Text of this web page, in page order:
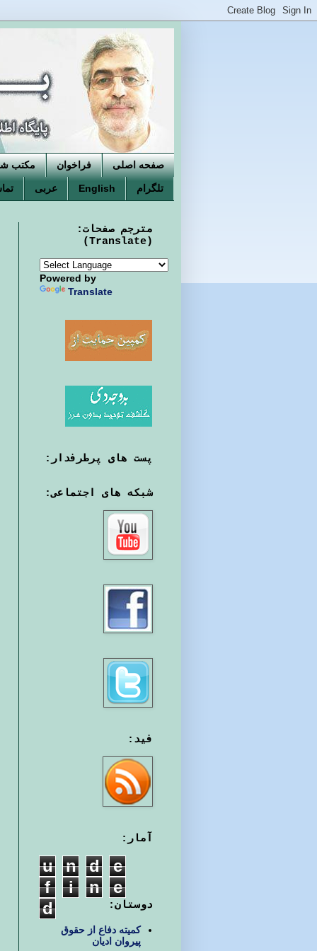
صفحه اصلی فراخوان مکتب
تلگرام English عربی
مترجم صفحات:
(Translate)
Powered by
Translate
پست های پرطرفدار:
شبکه های اجتماعی:
فید:
آمار:
u n d
e
f
i n
e
d
دوستان:
کمیته دفاع از حقوق
پیروان ادیان